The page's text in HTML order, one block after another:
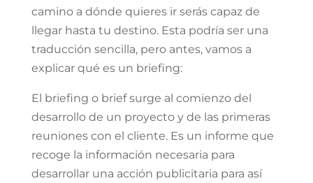
camino a dónde quieres ir serás capaz de
llegar hasta tu destino. Esta podría ser una
traducción sencilla, pero antes, vamos a
explicar qué es un briefing:
El briefing o brief surge al comienzo del
desarrollo de un proyecto y de las primeras
reuniones con el cliente. Es un informe que
recoge la información necesaria para
desarrollar una acción publicitaria para así